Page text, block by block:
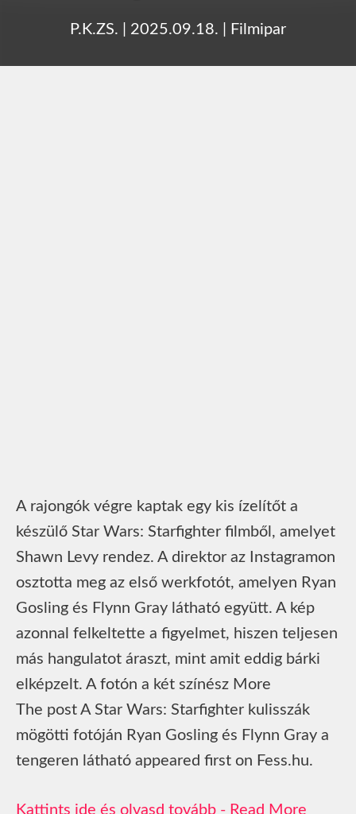
P.K.ZS. 2025.09.18. Filmipar
A rajongók végre kaptak egy kis ízelítőt a
készülő Star Wars: Starfighter filmből, amelyet
Shawn Levy rendez. A direktor az Instagramon
osztotta meg az első werkfotót, amelyen Ryan
Gosling és Flynn Gray látható együtt. A kép
azonnal felkeltette a figyelmet, hiszen teljesen
más hangulatot áraszt, mint amit eddig bárki
elképzelt. A fotón a két színész More
The post A Star Wars: Starfighter kulisszák
mögötti fotóján Ryan Gosling és Flynn Gray a
tengeren látható appeared first on Fess.hu.
Read More